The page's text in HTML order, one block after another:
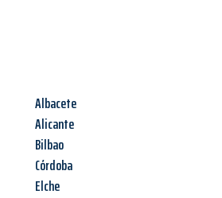
Albacete
Alicante
Bilbao
Córdoba
Elche